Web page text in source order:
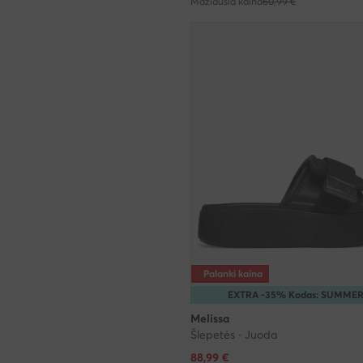
EXTRA -35% Kodas: SUMMER
Palanki kaina
Melissa
Šlepetės · Juoda
Dabartinė kaina
88,99 €